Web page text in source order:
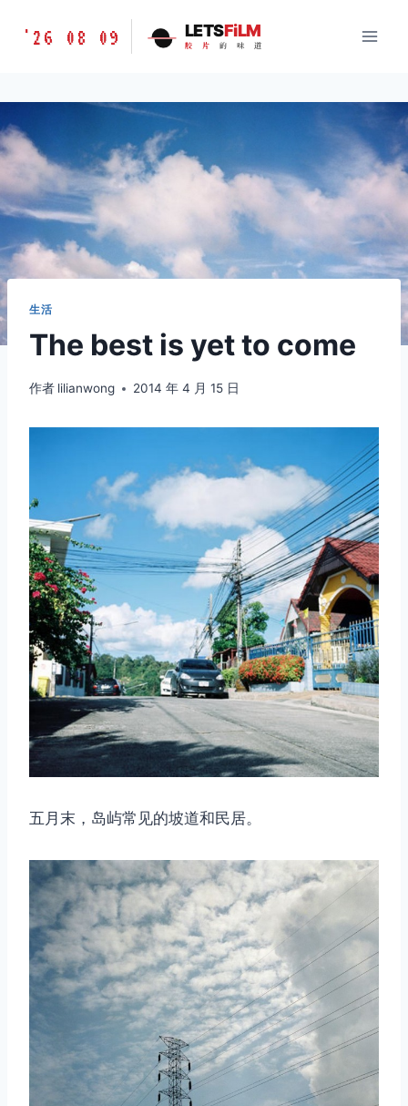
胶
味
道
LETSFILM
'26 08 09 LETSFiLM
胶 片 的 味 道
生活
The best is yet to come
作者 lilianwong 2014 年 4 月 15 日
五月末，岛屿常见的坡道和民居。